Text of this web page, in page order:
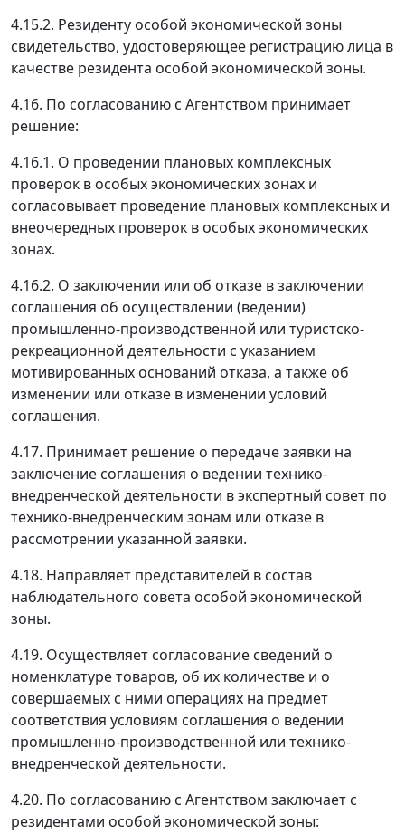
4.15.2. Резиденту особой экономической зоны
свидетельство, удостоверяющее регистрацию лица в
качестве резидента особой экономической зоны.
4.16. По согласованию с Агентством принимает
решение:
4.16.1. О проведении плановых комплексных
проверок в особых экономических зонах и
согласовывает проведение плановых комплексных и
внеочередных проверок в особых экономических
зонах.
4.16.2. О заключении или об отказе в заключении
соглашения об осуществлении (ведении)
промышленно-производственной или туристско-
рекреационной деятельности с указанием
мотивированных оснований отказа, а также об
изменении или отказе в изменении условий
соглашения.
4.17. Принимает решение о передаче заявки на
заключение соглашения о ведении технико-
внедренческой деятельности в экспертный совет по
технико-внедренческим зонам или отказе в
рассмотрении указанной заявки.
4.18. Направляет представителей в состав
наблюдательного совета особой экономической
зоны.
4.19. Осуществляет согласование сведений о
номенклатуре товаров, об их количестве и о
совершаемых с ними операциях на предмет
соответствия условиям соглашения о ведении
промышленно-производственной или технико-
внедренческой деятельности.
4.20. По согласованию с Агентством заключает с
резидентами особой экономической зоны: